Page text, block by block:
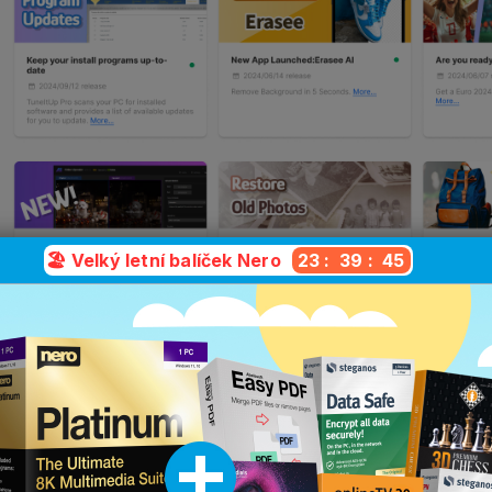
🏖️ Velký letní balíček Nero 23 : 39 :43
verze je pro vás ta